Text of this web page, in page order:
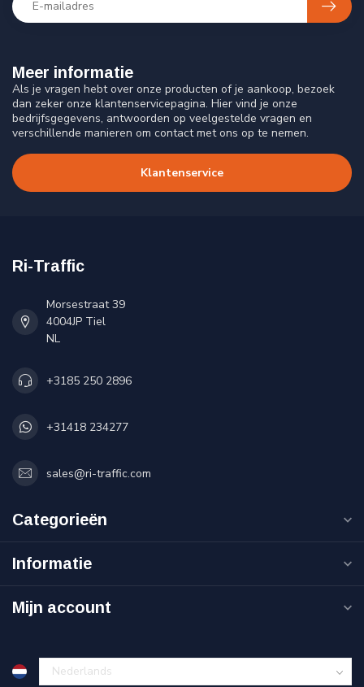
Meer informatie
Als je vragen hebt over onze producten of je aankoop, bezoek
dan zeker onze klantenservicepagina. Hier vind je onze
bedrijfsgegevens, antwoorden op veelgestelde vragen en
verschillende manieren om contact met ons op te nemen.
Klantenservice
Ri-Traffic
Morsestraat 39
4004JP Tiel
NL
+3185 250 2896
+31418 234277
sales@ri-traffic.com
Categorieën
Informatie
Mijn account